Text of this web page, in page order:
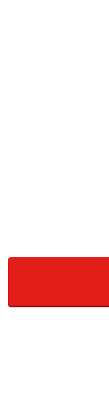
地価の上